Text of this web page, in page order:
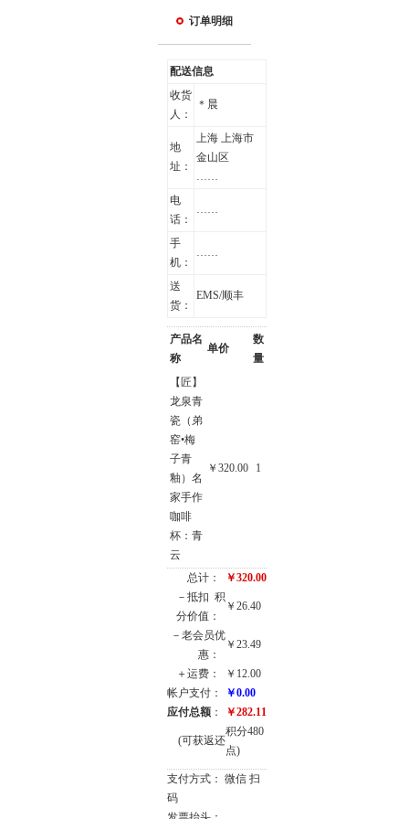
订单明细
配送信息
收货
人：
＊晨
地
址：
上海 上海市
金山区
……
电
话：
……
手
机：
……
送
货：
EMS/顺丰
产品名
称
单价
数
量
【匠】
龙泉青
瓷（弟
窑•梅
子青
釉）名
家手作
咖啡
杯：青
云
￥320.00 1
总计：
￥320.00
－抵扣 积
分价值：
￥26.40
－老会员优
惠：
￥23.49
＋运费：
￥12.00
帐户支付：
￥0.00
应付总额： ￥282.11
(可获返还
积分480
点)
支付方式： 微信 扫
码